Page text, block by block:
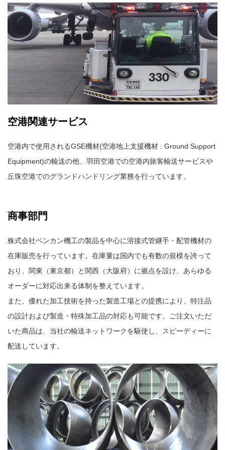
空港関連サービス
空港内で使用されるGSE機材(空港地上支援機材 : Ground Support
Equipment)の輸送の他、羽田空港での空港内旅客輸送サービスや
丘珠空港でのグランドハンドリング業務を行っています。
商事部門
株式会社ベンカン機工の製品を中心に溶接式管継手・配管機材の
在庫販売を行っています。在庫量は国内でも有数の規模を誇って
おり、関東（東京都）と関西（大阪府）に拠点を設け、あらゆる
オーダーに対応出来る体制を整えています。
また、優れた加工技術を持った製造工場との提携により、特注品
の設計および製造・特殊加工品の対応も可能です。ご注文いただ
いた商品は、当社の輸送ネットワークを駆使し、スピーディーに
配送しています。